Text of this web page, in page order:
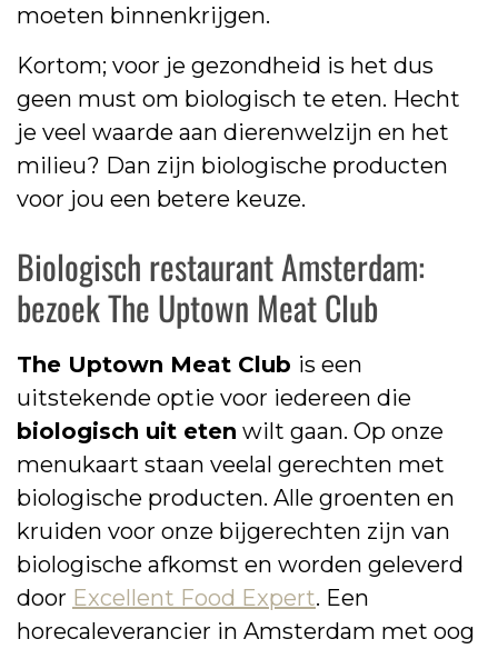
moeten binnenkrijgen.
Kortom; voor je gezondheid is het dus
geen must om biologisch te eten. Hecht
je veel waarde aan dierenwelzijn en het
milieu? Dan zijn biologische producten
voor jou een betere keuze.
Biologisch restaurant Amsterdam:
bezoek The Uptown Meat Club
The Uptown Meat Club is een
uitstekende optie voor iedereen die
biologisch uit eten wilt gaan. Op onze
menukaart staan veelal gerechten met
biologische producten. Alle groenten en
kruiden voor onze bijgerechten zijn van
biologische afkomst en worden geleverd
door Excellent Food Expert. Een
horecaleverancier in Amsterdam met oog